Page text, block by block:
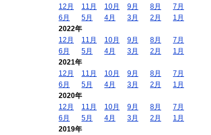
12月
11月 10月 9月 8月
7月
6月
5月 4月 3月 2月
1月
2022年
12月
11月 10月 9月 8月
7月
6月
5月 4月 3月 2月
1月
2021年
12月
11月 10月 9月 8月
7月
6月
5月 4月 3月 2月
1月
2020年
12月
11月 10月 9月 8月
7月
6月
5月 4月 3月 2月
1月
2019年